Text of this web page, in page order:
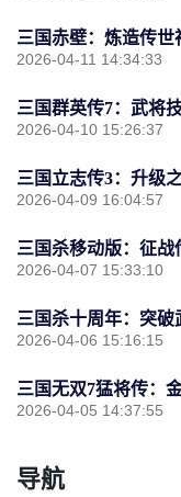
三国赤壁：炼造传世
2026-04-11 14:34:33
三国群英传7：武将
2026-04-10 15:26:37
三国立志传3：升级
2026-04-09 16:04:57
三国杀移动版：征战
2026-04-07 15:33:10
三国杀十周年：突
2026-04-06 15:16:15
三国无双7猛将传：
2026-04-05 14:37:55
导航